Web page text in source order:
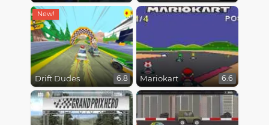
Drift Dudes 6.8 Mariokart 6.6